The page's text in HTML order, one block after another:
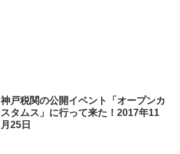
神戸税関の公開イベント「オープンカ
スタムス」に行って来た！2017年11
月25日